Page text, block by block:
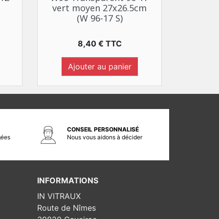
vert moyen 27x26.5cm
(W 96-17 S)
Prix
8,40 € TTC
Ajouter au panier
CONSEIL PERSONNALISÉ
Nous vous aidons à décider
INFORMATIONS
IN VITRAUX
Route de Nîmes